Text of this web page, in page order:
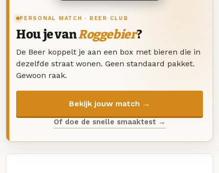
PERSONAL MATCH · BEER CLUB
Hou je vanRoggebier?
De Beer koppelt je aan een box met bieren die in
dezelfde straat wonen. Geen standaard pakket.
Gewoon raak.
Bekijk jouw match →
Of doe de snelle smaaktest →